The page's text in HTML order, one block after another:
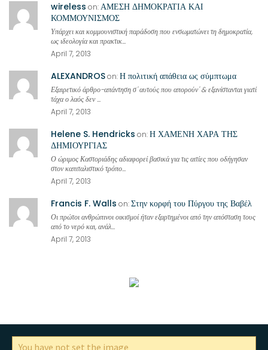
wireless on:ΑΜΕΣΗ ΔΗΜΟΚΡΑΤΙΑ ΚΑΙ
ΚΟΜΜΟΥΝΙΣΜΟΣ
Υπάρχει και κομμουνιστική παράδοση που ενσωματώνει τη δημοκρατία,
ως ιδεολογία και πρακτικ...
April 7, 2013
ALEXANDROSon:Η πολιτική απάθεια ως σύμπτωμα
Εξαιρετικό άρθρο-απάντηση σ' αυτούς που απορούν' & εξανίστανται γιατί
τάχα ο λαός δεν ...
April 7, 2013
Helene S. Hendricks on:Η ΧΑΜΕΝΗ ΧΑΡΑ ΤΗΣ
ΔΗΜΙΟΥΡΓΙΑΣ
Ο ώριμος Καστοριάδης αδιαφορεί βασικά για τις αιτίες που οδήγησαν
στον καπιταλιστικό τρόπο...
April 7, 2013
Francis F. Walls on:Στην κορφή του Πύργου της Βαβέλ
Οι πρώτοι ανθρώπινοι οικισμοί ήταν εξαρτημένοι από την απόσταση τους
από το νερό και, ανάλ...
April 7, 2013
You have not set the image